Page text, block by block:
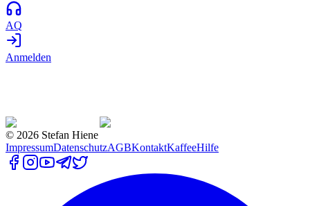
AQ
Anmelden
© 2026 Stefan Hiene
ImpressumDatenschutzAGBKontaktKaffeeHilfe